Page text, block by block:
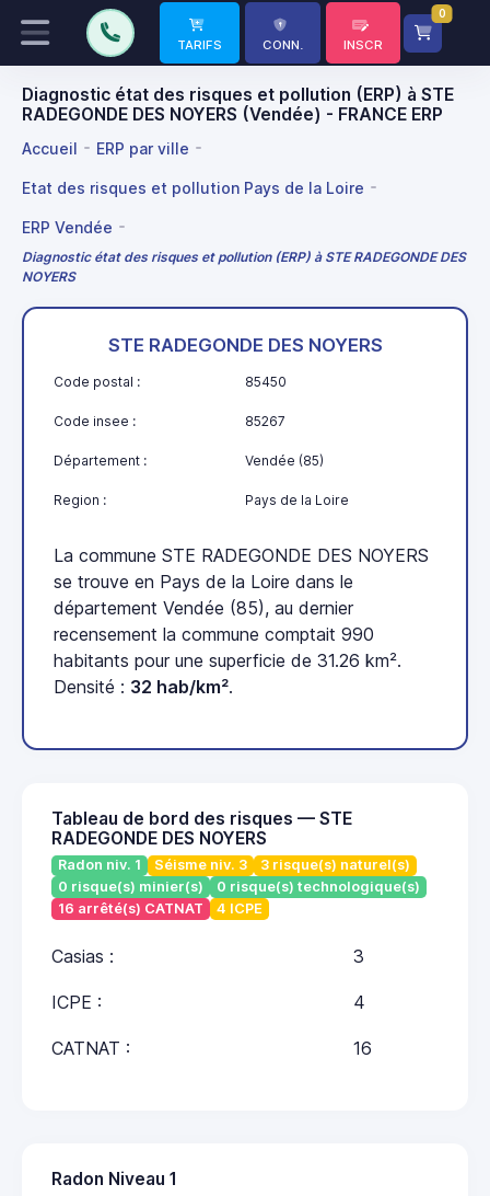
TARIFS CONN. INSCR
0
Diagnostic état des risques et pollution (ERP) à STE
RADEGONDE DES NOYERS (Vendée) - FRANCE ERP
Accueil ERP par ville
Etat des risques et pollution Pays de la Loire
ERP Vendée
Diagnostic état des risques et pollution (ERP) à STE RADEGONDE DES
NOYERS
STE RADEGONDE DES NOYERS
Code postal : 85450
Code insee : 85267
Département : Vendée (85)
Region : Pays de la Loire
La commune STE RADEGONDE DES NOYERS
se trouve en Pays de la Loire dans le
département Vendée (85), au dernier
recensement la commune comptait 990
habitants pour une superficie de 31.26 km².
Densité : 32 hab/km².
Tableau de bord des risques — STE
RADEGONDE DES NOYERS
Radon niv. 1 Séisme niv. 3
3 risque(s) naturel(s)
0 risque(s) minier(s)
0 risque(s) technologique(s)
16 arrêté(s) CATNAT
4 ICPE
Casias : 3
ICPE : 4
CATNAT : 16
Radon Niveau 1